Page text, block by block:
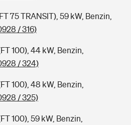
75 TRANSIT), 59 kW, Benzin,
/ 316)
100), 44 kW, Benzin,
/ 324)
100), 48 kW, Benzin,
/ 325)
100), 59 kW, Benzin,